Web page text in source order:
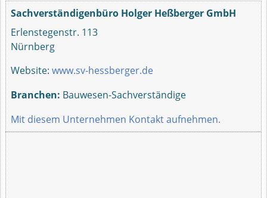
Sachverständigenbüro Holger Heßberger GmbH
Erlenstegenstr. 113
Nürnberg
Website: www.sv-hessberger.de
Branchen: Bauwesen-Sachverständige
Mit diesem Unternehmen Kontakt aufnehmen.